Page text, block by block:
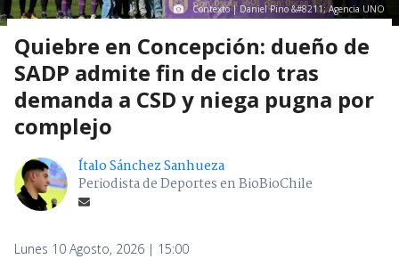
Contexto | Daniel Pino &#8211; Agencia UNO
Quiebre en Concepción: dueño de
SADP admite fin de ciclo tras
demanda a CSD y niega pugna por
complejo
Ítalo Sánchez Sanhueza
Periodista de Deportes en BioBioChile
Lunes 10 Agosto, 2026 | 15:00